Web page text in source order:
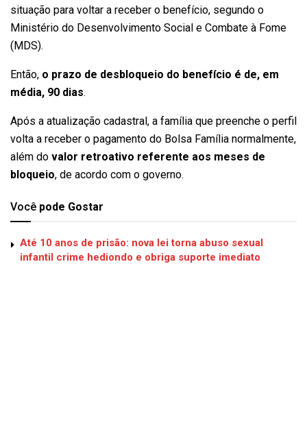
situação para voltar a receber o benefício, segundo o
Ministério do Desenvolvimento Social e Combate à Fome
(MDS).
Então, o prazo de desbloqueio do benefício é de, em
média, 90 dias.
Após a atualização cadastral, a família que preenche o perfil
volta a receber o pagamento do Bolsa Família normalmente,
além do valor retroativo referente aos meses de
bloqueio, de acordo com o governo.
Você pode Gostar
Até 10 anos de prisão: nova lei torna abuso sexual
infantil crime hediondo e obriga suporte imediato